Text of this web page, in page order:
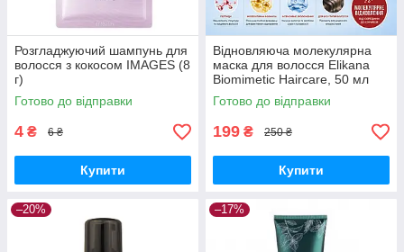
Розгладжуючий шампунь для
волосся з кокосом IMAGES (8
г)
Готово до відправки
4 ₴ 6 ₴
Купити
Відновляюча молекулярна
маска для волосся Elikana
Biomimetic Haircare, 50 мл
Готово до відправки
199 ₴ 250 ₴
Купити
–20% –17%